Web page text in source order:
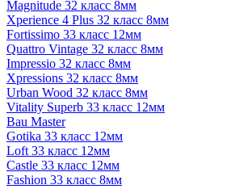
Magnitude 32 класс 8мм
Xperience 4 Plus 32 класс 8мм
Fortissimo 33 класс 12мм
Quattro Vintage 32 класс 8мм
Impressio 32 класс 8мм
Xpressions 32 класс 8мм
Urban Wood 32 класс 8мм
Vitality Superb 33 класс 12мм
Bau Master
Gotika 33 класс 12мм
Loft 33 класс 12мм
Castle 33 класс 12мм
Fashion 33 класс 8мм